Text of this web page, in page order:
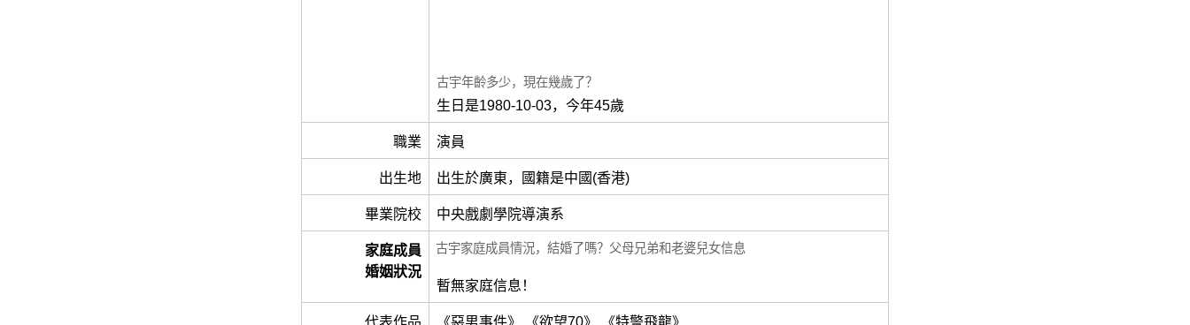
古宇年齡多少，現在幾歲了？
生日是1980-10-03，今年45歲
職業 演員
出生地 出生於廣東，國籍是中國(香港)
畢業院校 中央戲劇學院導演系
家庭成員
婚姻狀況
古宇家庭成員情況，結婚了嗎？父母兄弟和老婆兒女信息
暫無家庭信息！
代表作品 《惡男事件》 《欲望70》 《特警飛龍》